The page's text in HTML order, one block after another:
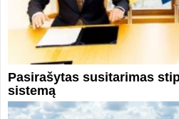
Pasirašytas susitarimas
sistemą